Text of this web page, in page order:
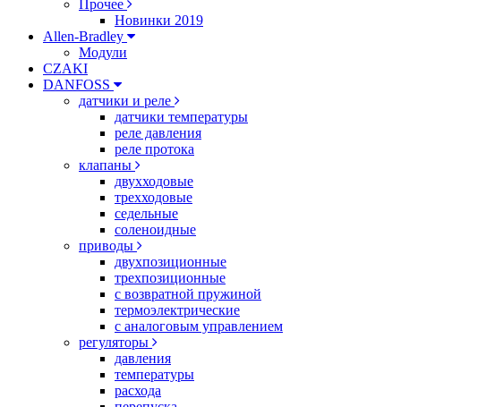
Прочее
Новинки 2019
Allen-Bradley
Модули
CZAKI
DANFOSS
датчики и реле
датчики температуры
реле давления
реле протока
клапаны
двухходовые
трехходовые
седельные
соленоидные
приводы
двухпозиционные
трехпозиционные
с возвратной пружиной
термоэлектрические
с аналоговым управлением
регуляторы
давления
температуры
расхода